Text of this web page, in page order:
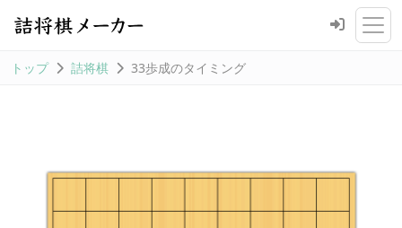
トップ 詰将棋 33歩成のタイミング